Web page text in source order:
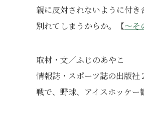
親に反対されないように付
別れてしまうからか。【～そ
取材・文／ふじのあやこ
情報誌・スポーツ誌の出版
戦で、野球、アイスホッケー